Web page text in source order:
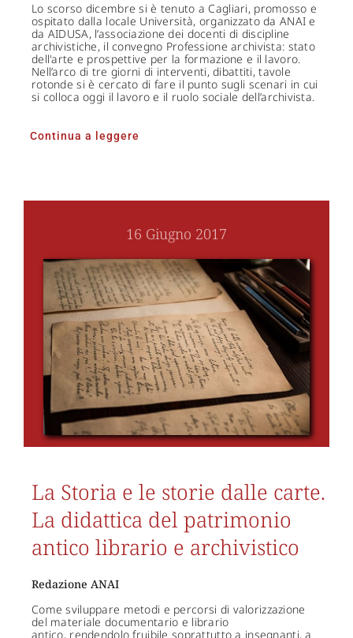
Lo scorso dicembre si è tenuto a Cagliari, promosso e
ospitato dalla locale Università, organizzato da ANAI e
da AIDUSA, l’associazione dei docenti di discipline
archivistiche, il convegno Professione archivista: stato
dell'arte e prospettive per la formazione e il lavoro.
Nell’arco di tre giorni di interventi, dibattiti, tavole
rotonde si è cercato di fare il punto sugli scenari in cui
si colloca oggi il lavoro e il ruolo sociale dell’archivista.
Continua a leggere
16 Giugno 2017
La Storia e le storie dalle carte.
La didattica del patrimonio
antico librario e archivistico
Redazione ANAI
Come sviluppare metodi e percorsi di valorizzazione
del materiale documentario e librario
antico, rendendolo fruibile soprattutto a insegnanti, a